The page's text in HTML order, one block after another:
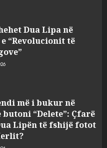
Dua Lipa në
“Revolucionit të
më i bukur në
butoni “Delete”: Çfarë
Lipën të fshijë fotot
në Gjermani, këta
shqiptarët që humbën
aksident